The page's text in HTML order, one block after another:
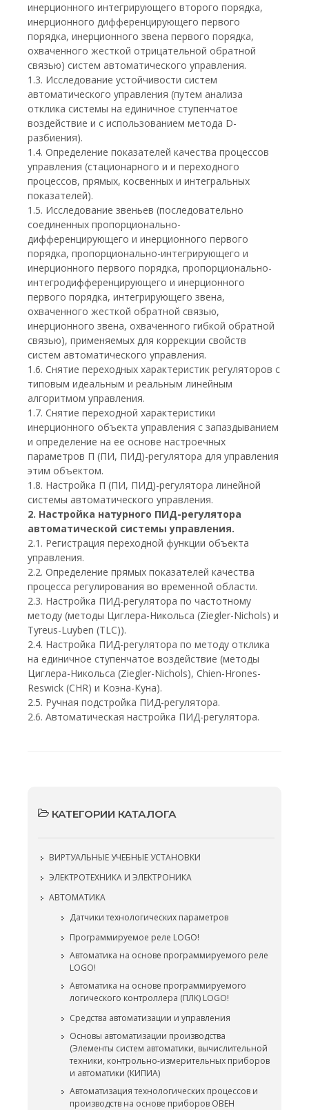
инерционного интегрирующего второго порядка,
инерционного дифференцирующего первого
порядка, инерционного звена первого порядка,
охваченного жесткой отрицательной обратной
связью) систем автоматического управления.
1.3. Исследование устойчивости систем
автоматического управления (путем анализа
отклика системы на единичное ступенчатое
воздействие и с использованием метода D-
разбиения).
1.4. Определение показателей качества процессов
управления (стационарного и и переходного
процессов, прямых, косвенных и интегральных
показателей).
1.5. Исследование звеньев (последовательно
соединенных пропорционально-
дифференцирующего и инерционного первого
порядка, пропорционально-интегрирующего и
инерционного первого порядка, пропорционально-
интегродифференцирующего и инерционного
первого порядка, интегрирующего звена,
охваченного жесткой обратной связью,
инерционного звена, охваченного гибкой обратной
связью), применяемых для коррекции свойств
систем автоматического управления.
1.6. Снятие переходных характеристик регуляторов с
типовым идеальным и реальным линейным
алгоритмом управления.
1.7. Снятие переходной характеристики
инерционного объекта управления с запаздыванием
и определение на ее основе настроечных
параметров П (ПИ, ПИД)-регулятора для управления
этим объектом.
1.8. Настройка П (ПИ, ПИД)-регулятора линейной
системы автоматического управления.
2. Настройка натурного ПИД-регулятора
автоматической системы управления.
2.1. Регистрация переходной функции объекта
управления.
2.2. Определение прямых показателей качества
процесса регулирования во временной области.
2.3. Настройка ПИД-регулятора по частотному
методу (методы Циглера-Никольса (Ziegler-Nichols) и
Tyreus-Luyben (TLC)).
2.4. Настройка ПИД-регулятора по методу отклика
на единичное ступенчатое воздействие (методы
Циглера-Никольса (Ziegler-Nichols), Chien-Hrones-
Reswick (CHR) и Коэна-Куна).
2.5. Ручная подстройка ПИД-регулятора.
2.6. Автоматическая настройка ПИД-регулятора.
КАТЕГОРИИ КАТАЛОГА
ВИРТУАЛЬНЫЕ УЧЕБНЫЕ УСТАНОВКИ
ЭЛЕКТРОТЕХНИКА И ЭЛЕКТРОНИКА
АВТОМАТИКА
Датчики технологических параметров
Программируемое реле LOGO!
Автоматика на основе программируемого реле
LOGO!
Автоматика на основе программируемого
логического контроллера (ПЛК) LOGO!
Средства автоматизации и управления
Основы автоматизации производства
(Элементы систем автоматики, вычислительной
техники, контрольно-измерительных приборов
и автоматики (КИПИА)
Автоматизация технологических процессов и
производств на основе приборов ОВЕН